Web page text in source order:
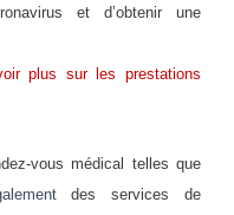
et d’obtenir une
plus sur les prestations
vous médical telles que
des services de